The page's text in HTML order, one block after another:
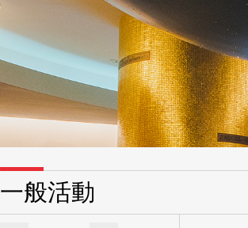
一般活動